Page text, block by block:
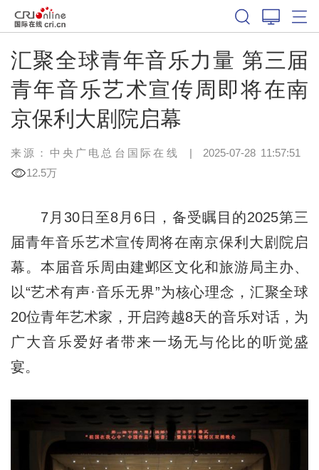
汇聚全球青年音乐力量 第三届
青年音乐艺术宣传周即将在南
京保利大剧院启幕
来源：中央广电总台国际在线 | 2025-07-28 11:57:51
12.5万
7月30日至8月6日，备受瞩目的2025第三
届青年音乐艺术宣传周将在南京保利大剧院启
幕。本届音乐周由建邺区文化和旅游局主办、
以“艺术有声·音乐无界”为核心理念，汇聚全球
20位青年艺术家，开启跨越8天的音乐对话，为
广大音乐爱好者带来一场无与伦比的听觉盛
宴。